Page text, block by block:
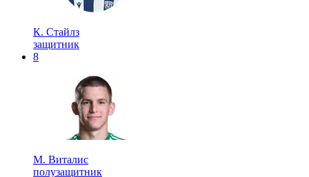
К. Стайлз
защитник
8
М. Виталис
полузащитник